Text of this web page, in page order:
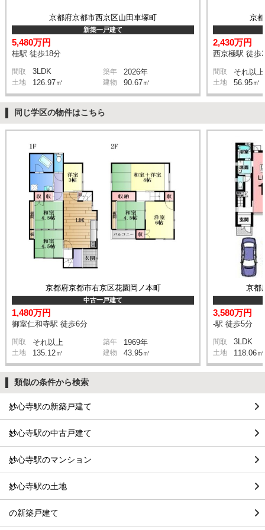
京都府京都市西京区山田車塚町
新築一戸建て
5,480万円
桂駅 徒歩18分
間取 3LDK 築年 2026年
土地 126.97㎡ 建物 90.67㎡
京
2,430万円
西京極駅 徒歩
間取 それ以上
土地 56.95㎡
同じ学区の物件はこちら
京都府京都市右京区花園岡ノ本町
中古一戸建て
1,480万円
御室仁和寺駅 徒歩6分
間取 それ以上 築年 1969年
土地 135.12㎡ 建物 43.95㎡
京都
3,580万円
-駅 徒歩5分
間取 3LDK
土地 118.06㎡
類似の条件から検索
妙心寺駅の新築戸建て
妙心寺駅の中古戸建て
妙心寺駅のマンション
妙心寺駅の土地
の新築戸建て